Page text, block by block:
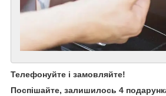
Телефонуйте і замовляйте!
Поспішайте, залишилось 4